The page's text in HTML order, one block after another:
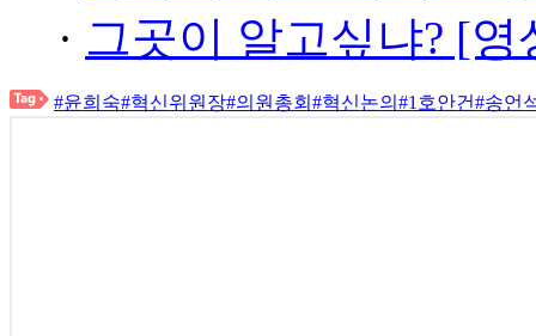
· 그곳이 알고싶냐? [
#윤희숙#혁신위원장#의원총회 #혁신논의 #1호안건#송언